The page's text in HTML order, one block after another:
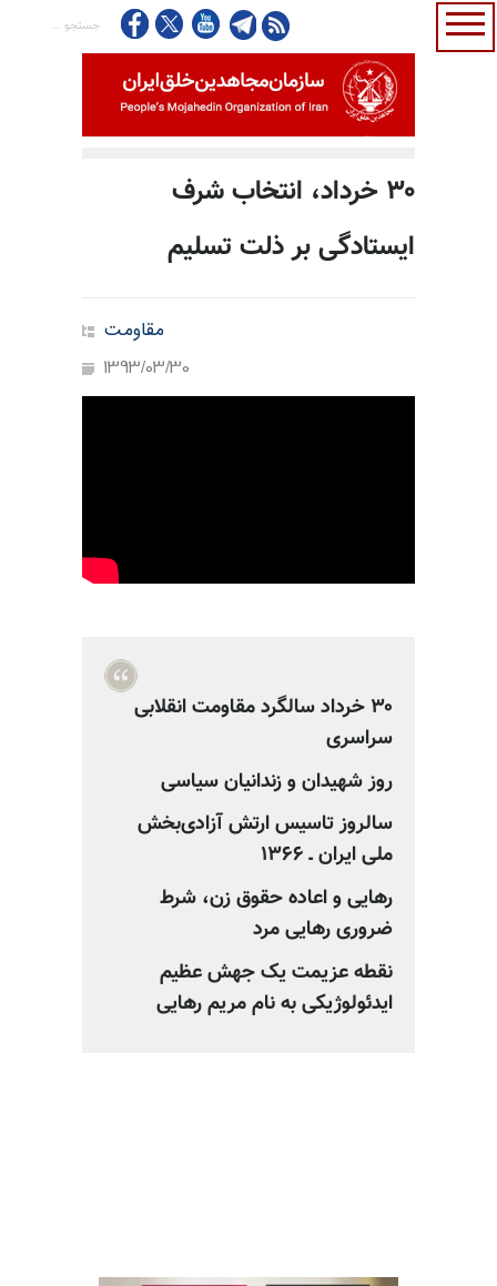
۳۰ خرداد، انتخاب شرف
ایستادگی بر ذلت تسلیم
مقاومت
1393/03/30
۳۰ خرداد سالگرد مقاومت انقلابی
سراسری
روز شهیدان و زندانیان سیاسی
سالروز تاسیس ارتش آزادی‌بخش
ملی ایران ـ‌ ۱۳۶۶
رهایی و اعاده حقوق زن، شرط
ضروری رهایی مرد
نقطه عزیمت یک جهش عظیم
ایدئولوژیکی به نام مریم رهایی